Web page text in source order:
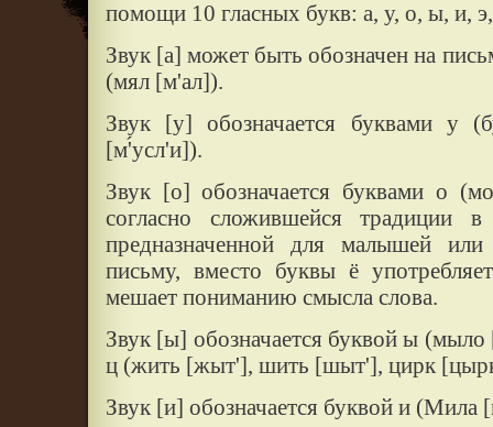
помощи 10 гласных букв: а, у, о, ы, и,
Звук [а] может быть обозначен на
(мял [м'ал]).
Звук [у] обозначается буквами
[м'́усл'и]).
Звук [о] обозначается буквами о
согласно сложившейся традиции в
предназначенной для малышей
письму, вместо буквы ё
мешает пониманию смысла слова.
Звук [ы] обозначается буквой ы
ц (жить [жыт'], шить [шыт'], цирк
Звук [и] обозначается буквой и (Мила